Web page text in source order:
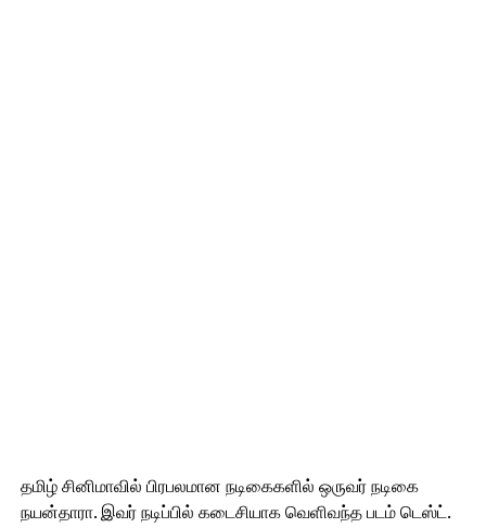
தமிழ் சினிமாவில் பிரபலமான நடிகைகளில் ஒருவர் நடிகை
நயன்தாரா. இவர் நடிப்பில் கடைசியாக வெளிவந்த படம் டெஸ்ட்.